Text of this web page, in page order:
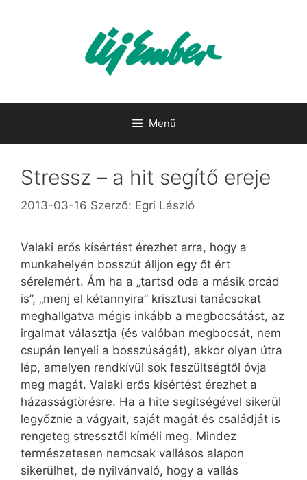
Menü
Stressz – a hit segítő ereje
2013-03-16 Szerző: Egri László
Valaki erős kísértést érezhet arra, hogy a
munkahelyén bosszút álljon egy őt ért
sérelemért. Ám ha a „tartsd oda a másik orcád
is”, „menj el kétannyira” krisztusi tanácsokat
meghallgatva mégis inkább a megbocsátást, az
irgalmat választja (és valóban megbocsát, nem
csupán lenyeli a bosszúságát), akkor olyan útra
lép, amelyen rendkívül sok feszültségtől óvja
meg magát. Valaki erős kísértést érezhet a
házasságtörésre. Ha a hite segítségével sikerül
legyőznie a vágyait, saját magát és családját is
rengeteg stressztől kíméli meg. Mindez
természetesen nemcsak vallásos alapon
sikerülhet, de nyilvánvaló, hogy a vallás